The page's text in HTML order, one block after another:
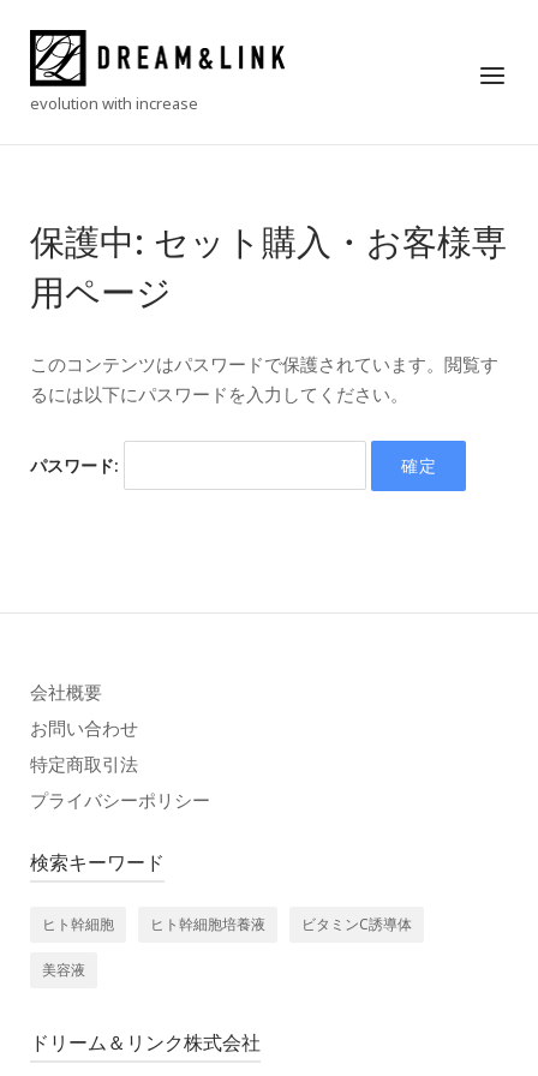
content
Home
evolution with increase
Menu
保護中: セット購入・お客様専
用ページ
このコンテンツはパスワードで保護されています。閲覧す
るには以下にパスワードを入力してください。
パスワード:
会社概要
お問い合わせ
特定商取引法
プライバシーポリシー
検索キーワード
ヒト幹細胞 ヒト幹細胞培養液 ビタミンC誘導体
美容液
ドリーム＆リンク株式会社